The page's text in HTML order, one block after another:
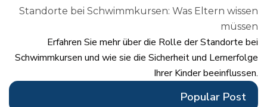
Standorte bei Schwimmkursen: Was Eltern wissen
müssen
Erfahren Sie mehr über die Rolle der Standorte bei
Schwimmkursen und wie sie die Sicherheit und Lernerfolge
Ihrer Kinder beeinflussen.
Popular Post